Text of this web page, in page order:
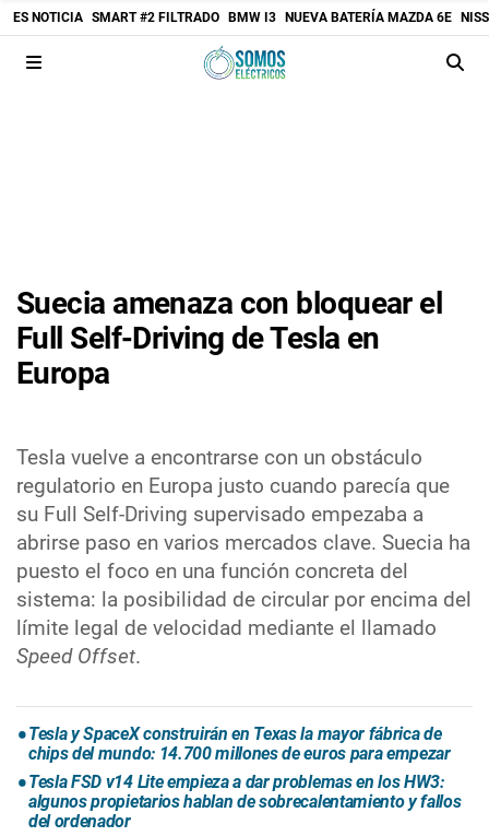
ES NOTICIA SMART #2 FILTRADO BMW I3 NUEVA BATERÍA MAZDA 6E
Suecia amenaza con bloquear el
Full Self-Driving de Tesla en
Europa
Tesla vuelve a encontrarse con un obstáculo
regulatorio en Europa justo cuando parecía que
su Full Self-Driving supervisado empezaba a
abrirse paso en varios mercados clave. Suecia ha
puesto el foco en una función concreta del
sistema: la posibilidad de circular por encima del
límite legal de velocidad mediante el llamado
Speed Offset.
Tesla y SpaceX construirán en Texas la mayor fábrica de
chips del mundo: 14.700 millones de euros para empezar
Tesla FSD v14 Lite empieza a dar problemas en los HW3:
algunos propietarios hablan de sobrecalentamiento y fallos
del ordenador